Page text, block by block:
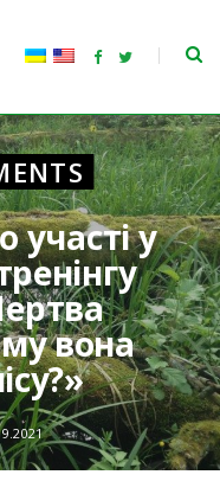
F
b
o
o
k
T
t
e
r
у
вона